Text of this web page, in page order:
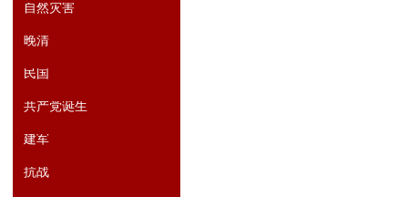
自然灾害
晚清
民国
共产党诞生
建军
抗战